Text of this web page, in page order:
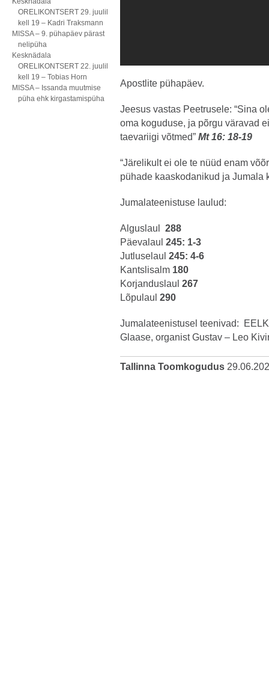
ORELIKONTSERT 29. juulil
kell 19 – Kadri Traksmann
MISSA – 9. pühapäev pärast
nelipüha
Kesknädala
ORELIKONTSERT 22. juulil
kell 19 – Tobias Horn
MISSA – Issanda muutmise
püha ehk kirgastamispüha
Apostlite pühapäev.
Jeesus vastas Peetrusele: “Sina
oma koguduse, ja põrgu väravad
taevariigi võtmed” Mt 16: 18-19
“Järelikult ei ole te nüüd enam
pühade kaaskodanikud ja Jumala
Jumalateenistuse laulud:
Alguslaul 288
Päevalaul 245: 1-3
Jutluselaul 245: 4-6
Kantslisalm 180
Korjanduslaul 267
Lõpulaul 290
Jumalateenistusel teenivad:
Glaase, organist Gustav – Leo
Tallinna Toomkogudus